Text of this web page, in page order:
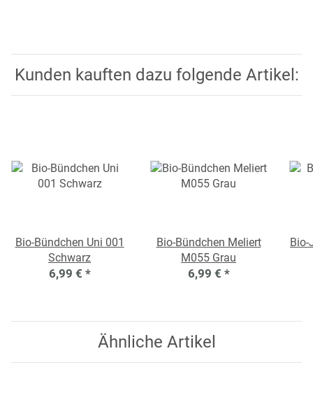
Kunden kauften dazu folgende Artikel:
Bio-Bündchen Uni 001
Schwarz
6,99 € *
Bio-Bündchen Meliert
M055 Grau
6,99 € *
Bio-
Ähnliche Artikel